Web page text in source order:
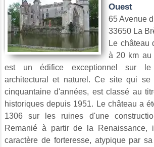
Ouest
65 Avenue
33650 La
Le château
à 20 km au
est un édifice exceptionnel sur le
architectural et naturel. Ce site qui se
cinquantaine d'années, est classé au
historiques depuis 1951. Le château a
1306 sur les ruines d'une
Remanié à partir de la Renaissance,
caractère de forteresse, atypique par